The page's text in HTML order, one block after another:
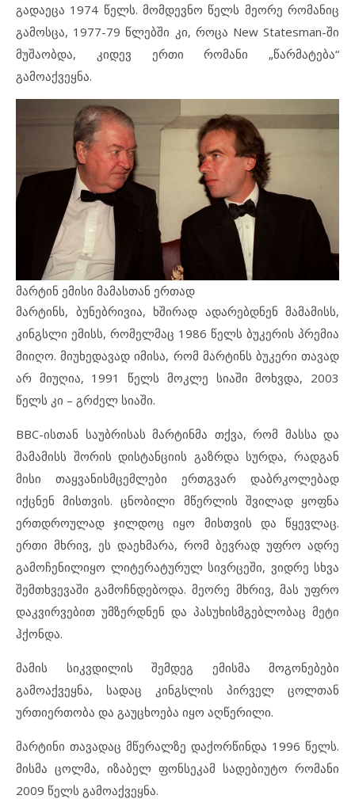
გადაეცა 1974 წელს. მომდევნო წელს მეორე რომანიც
გამოსცა, 1977-79 წლებში კი, როცა New Statesman-ში
მუშაობდა, კიდევ ერთი რომანი „წარმატება“
გამოაქვეყნა.
მარტინ ემისი მამასთან ერთად
მარტინს, ბუნებრივია, ხშირად ადარებდნენ მამამისს,
კინგსლი ემისს, რომელმაც 1986 წელს ბუკერის პრემია
მიიღო. მიუხედავად იმისა, რომ მარტინს ბუკერი თავად
არ მიუღია, 1991 წელს მოკლე სიაში მოხვდა, 2003
წელს კი – გრძელ სიაში.
BBC-ისთან საუბრისას მარტინმა თქვა, რომ მასსა და
მამამისს შორის დისტანციის გაზრდა სურდა, რადგან
მისი თაყვანისმცემლები ერთგვარ დაბრკოლებად
იქცნენ მისთვის. ცნობილი მწერლის შვილად ყოფნა
ერთდროულად ჯილდოც იყო მისთვის და წყევლაც.
ერთი მხრივ, ეს დაეხმარა, რომ ბევრად უფრო ადრე
გამოჩენილიყო ლიტერატურულ სივრცეში, ვიდრე სხვა
შემთხვევაში გამოჩნდებოდა. მეორე მხრივ, მას უფრო
დაკვირვებით უმზერდნენ და პასუხისმგებლობაც მეტი
ჰქონდა.
მამის სიკვდილის შემდეგ ემისმა მოგონებები
გამოაქვეყნა, სადაც კინგსლის პირველ ცოლთან
ურთიერთობა და გაუცხოება იყო აღწერილი.
მარტინი თავადაც მწერალზე დაქორწინდა 1996 წელს.
მისმა ცოლმა, იზაბელ ფონსეკამ სადებიუტო რომანი
2009 წელს გამოაქვეყნა.